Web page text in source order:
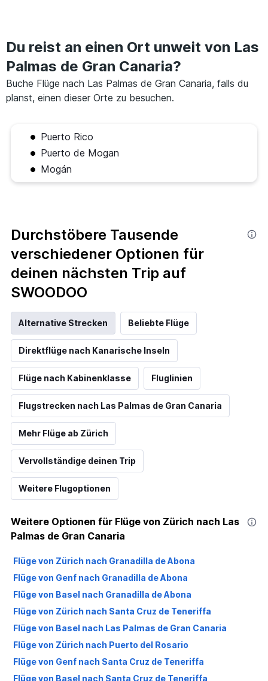
Du reist an einen Ort unweit von Las
Palmas de Gran Canaria?
Buche Flüge nach Las Palmas de Gran Canaria, falls du
planst, einen dieser Orte zu besuchen.
Puerto Rico
Puerto de Mogan
Mogán
Durchstöbere Tausende
verschiedener Optionen für
deinen nächsten Trip auf
SWOODOO
Alternative Strecken Beliebte Flüge
Direktflüge nach Kanarische Inseln
Flüge nach Kabinenklasse Fluglinien
Flugstrecken nach Las Palmas de Gran Canaria
Mehr Flüge ab Zürich
Vervollständige deinen Trip
Weitere Flugoptionen
Weitere Optionen für Flüge von Zürich nach Las
Palmas de Gran Canaria
Flüge von Zürich nach Granadilla de Abona
Flüge von Genf nach Granadilla de Abona
Flüge von Basel nach Granadilla de Abona
Flüge von Zürich nach Santa Cruz de Teneriffa
Flüge von Basel nach Las Palmas de Gran Canaria
Flüge von Zürich nach Puerto del Rosario
Flüge von Genf nach Santa Cruz de Teneriffa
Flüge von Basel nach Santa Cruz de Teneriffa